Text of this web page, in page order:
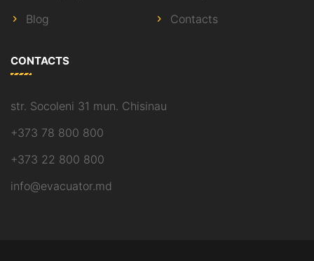
Blog
Contacts
CONTACTS
str. Socoleni 31 mun. Chisinau
+373 78 800 800
+373 22 800 800
info@evacuator.md